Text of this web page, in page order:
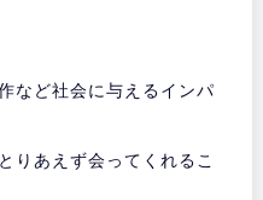
など社会に与えるインパ
りあえず会ってくれるこ